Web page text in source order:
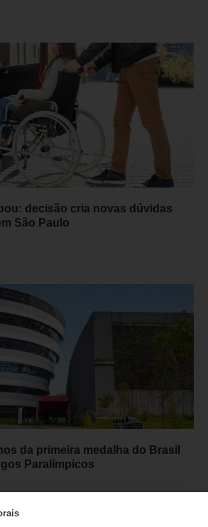
decisão cria novas dúvidas
São Paulo
da primeira medalha do Brasil
Paralímpicos